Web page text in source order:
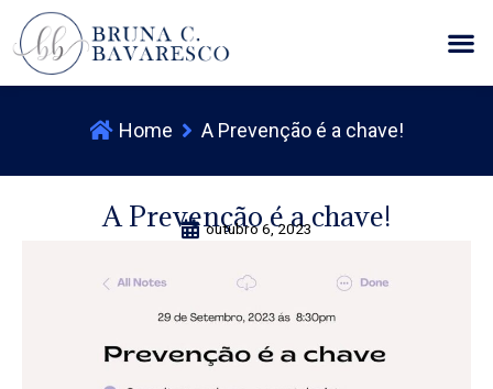
para
conteúdo
Home A Prevenção é a chave!
A Prevenção é a chave!
outubro 6, 2023